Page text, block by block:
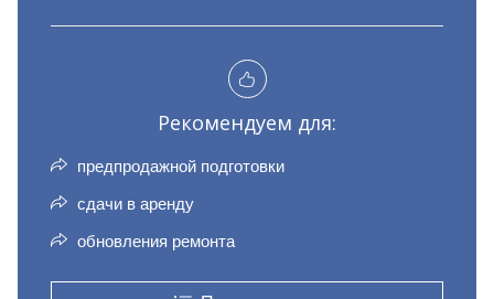
Рекомендуем для:
предпродажной подготовки
сдачи в аренду
обновления ремонта